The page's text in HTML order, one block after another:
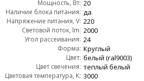
Мощность, Вт: 20
Наличие блока питания: да
Напряжение питания, V: 220
Световой поток, lm: 2000
Угол рассеивания: 24
Форма: Круглый
Цвет: белый (ral9003)
Цвет свечения: теплый белый
Цветовая температура, K: 3000